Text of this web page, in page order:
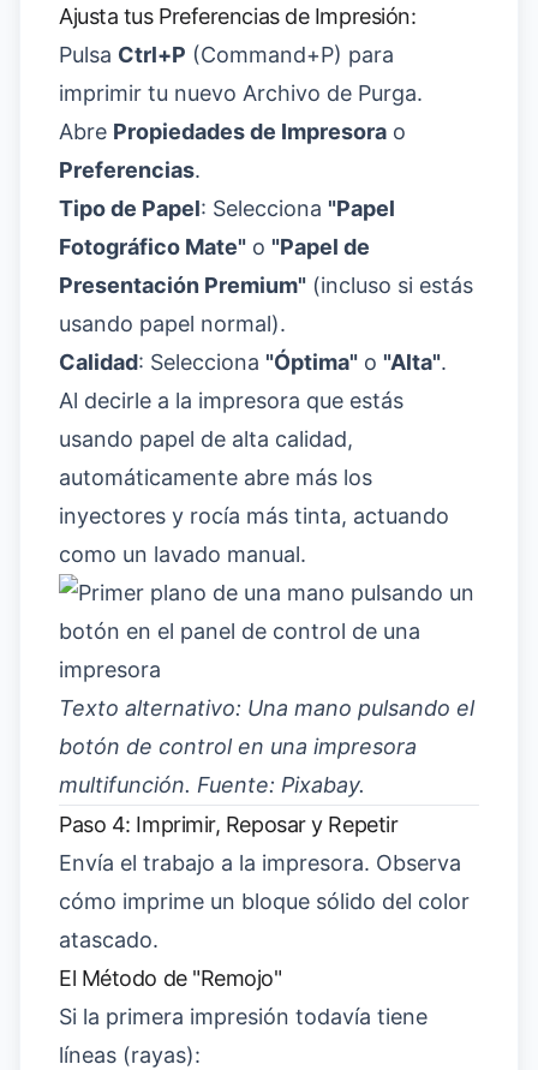
Ajusta tus Preferencias de Impresión:
Pulsa Ctrl+P (Command+P) para
imprimir tu nuevo Archivo de Purga.
Abre Propiedades de Impresora o
Preferencias.
Tipo de Papel: Selecciona "Papel
Fotográfico Mate" o "Papel de
Presentación Premium" (incluso si estás
usando papel normal).
Calidad: Selecciona "Óptima" o "Alta".
Al decirle a la impresora que estás
usando papel de alta calidad,
automáticamente abre más los
inyectores y rocía más tinta, actuando
como un lavado manual.
Texto alternativo: Una mano pulsando el
botón de control en una impresora
multifunción. Fuente: Pixabay.
Paso 4: Imprimir, Reposar y Repetir
Envía el trabajo a la impresora. Observa
cómo imprime un bloque sólido del color
atascado.
El Método de "Remojo"
Si la primera impresión todavía tiene
líneas (rayas):